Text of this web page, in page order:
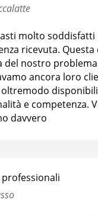
molto soddisfatti
ricevuta. Questa
del nostro
ancora loro
e competenza.
davvero